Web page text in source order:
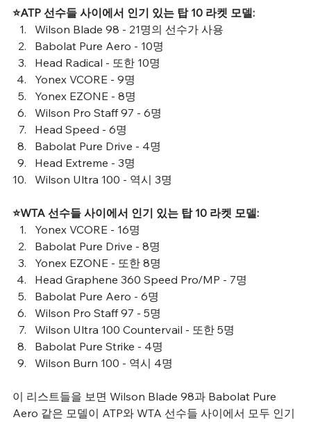
⭐️ATP 선수들 사이에서 인기 있는 탑 10 라켓 모델:
Wilson Blade 98 - 21명의 선수가 사용
Babolat Pure Aero - 10명
Head Radical - 또한 10명
Yonex VCORE - 9명
Yonex EZONE - 8명
Wilson Pro Staff 97 - 6명
Head Speed - 6명
Babolat Pure Drive - 4명
Head Extreme - 3명
Wilson Ultra 100 - 역시 3명
⭐️WTA 선수들 사이에서 인기 있는 탑 10 라켓 모델:
Yonex VCORE - 16명
Babolat Pure Drive - 8명
Yonex EZONE - 또한 8명
Head Graphene 360 Speed Pro/MP - 7명
Babolat Pure Aero - 6명
Wilson Pro Staff 97 - 5명
Wilson Ultra 100 Countervail - 또한 5명
Babolat Pure Strike - 4명
Wilson Burn 100 - 역시 4명
이 리스트들을 보면 Wilson Blade 98과 Babolat Pure
Aero 같은 모델이 ATP와 WTA 선수들 사이에서 모두 인기